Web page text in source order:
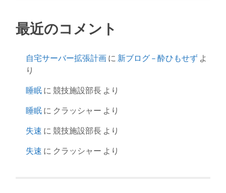
最近のコメント
自宅サーバー拡張計画 に 新ブログ – 酔ひもせず よ
り
睡眠 に競技施設部長 より
睡眠 に クラッシャー より
失速 に競技施設部長 より
失速 に クラッシャー より